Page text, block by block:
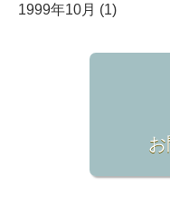
1999年10月 (1)